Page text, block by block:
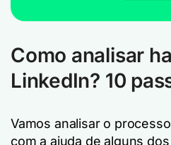
Como analisar
LinkedIn? 10
Vamos analisar o
com a ajuda de alguns